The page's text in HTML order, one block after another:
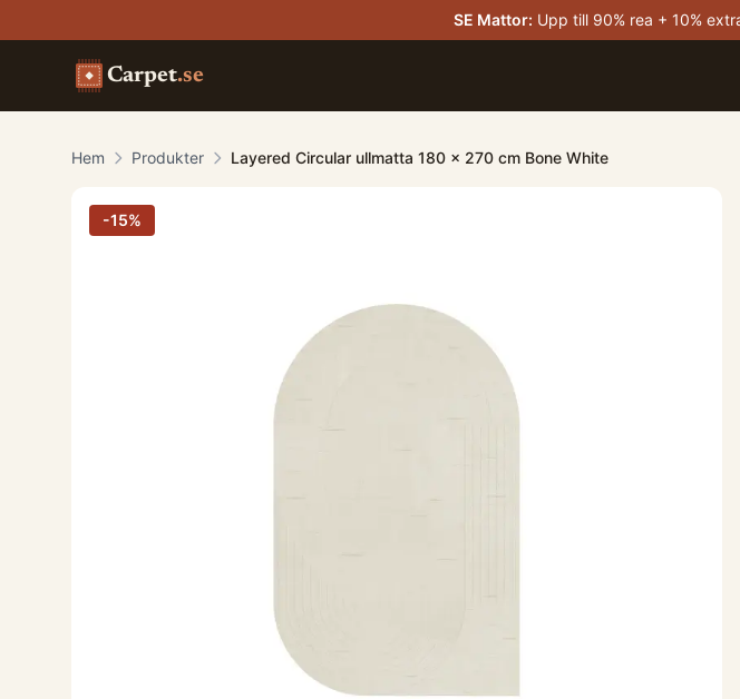
SE Mattor: Upp till 90% rea + 10%
Carpet.se
Hem Produkter Layered Circular ullmatta 180 x 270 cm Bone White
-15%